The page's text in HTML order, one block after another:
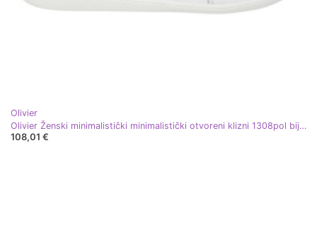
Olivier
Olivier Ženski minimalistički minimalistički otvoreni klizni 1308pol bijeli bijela
108,01 €